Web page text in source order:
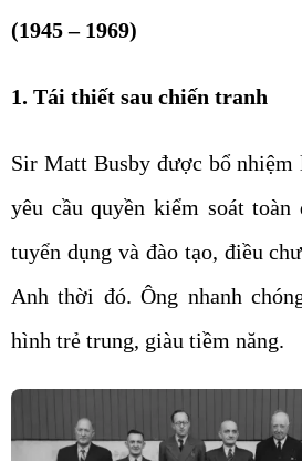
(1945 – 1969)
1. Tái thiết sau chiến tranh
Sir Matt Busby được bổ nhiệm
yêu cầu quyền kiểm soát toàn
tuyển dụng và đào tạo, điều
Anh thời đó. Ông nhanh
hình trẻ trung, giàu tiềm năng.